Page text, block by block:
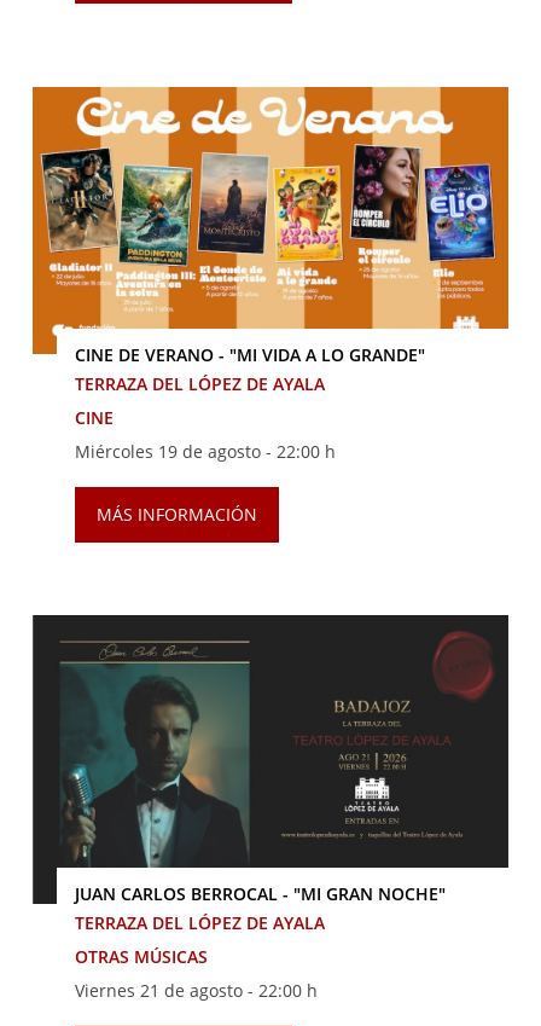
CINE DE VERANO - "MI VIDA A LO GRANDE"
TERRAZA DEL LÓPEZ DE AYALA
CINE
Miércoles 19 de agosto - 22:00 h
MÁS INFORMACIÓN
JUAN CARLOS BERROCAL - "MI GRAN NOCHE"
TERRAZA DEL LÓPEZ DE AYALA
OTRAS MÚSICAS
Viernes 21 de agosto - 22:00 h